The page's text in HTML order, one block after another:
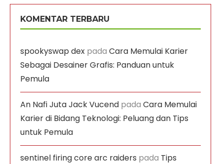
KOMENTAR TERBARU
spookyswap dex pada Cara Memulai Karier
Sebagai Desainer Grafis: Panduan untuk
Pemula
An Nafi Juta Jack Vucend pada Cara Memulai
Karier di Bidang Teknologi: Peluang dan Tips
untuk Pemula
sentinel firing core arc raiders pada Tips